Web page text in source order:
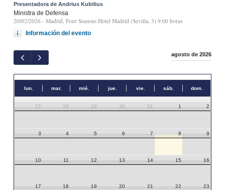
Presentadora de Andrius Kubilius
Ministra de Defensa
20/02/2026 - Madrid, Four Seasons Hotel Madrid (Sevilla, 3) 9:00 horas
Información del evento
agosto de 2026
lun. mar. mié. jue. vie. sáb. dom.
27 28 29 30 31 1 2
3 4 5 6 7 8 9
10 11 12 13 14 15 16
17 18 19 20 21 22 23